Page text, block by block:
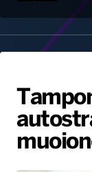
Notizie
Gallery
Radio
Voce al